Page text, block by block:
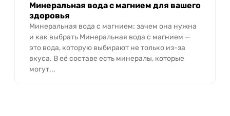
Минеральная вода с магнием для вашего
здоровья
Минеральная вода с магнием: зачем она нужна
и как выбрать Минеральная вода с магнием —
это вода, которую выбирают не только из-за
вкуса. В её составе есть минералы, которые
могут...